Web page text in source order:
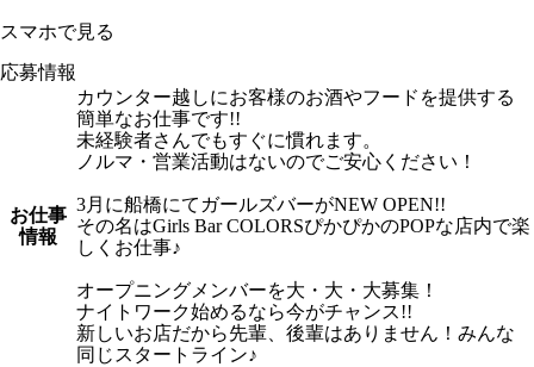
スマホで見る
応募情報
お仕事
情報
カウンター越しにお客様のお酒やフードを提供する
簡単なお仕事です!!
未経験者さんでもすぐに慣れます。
ノルマ・営業活動はないのでご安心ください！
3月に船橋にてガールズバーがNEW OPEN!!
その名はGirls Bar COLORSぴかぴかのPOPな店内で楽
しくお仕事♪
オープニングメンバーを大・大・大募集！
ナイトワーク始めるなら今がチャンス!!
新しいお店だから先輩、後輩はありません！みんな
同じスタートライン♪